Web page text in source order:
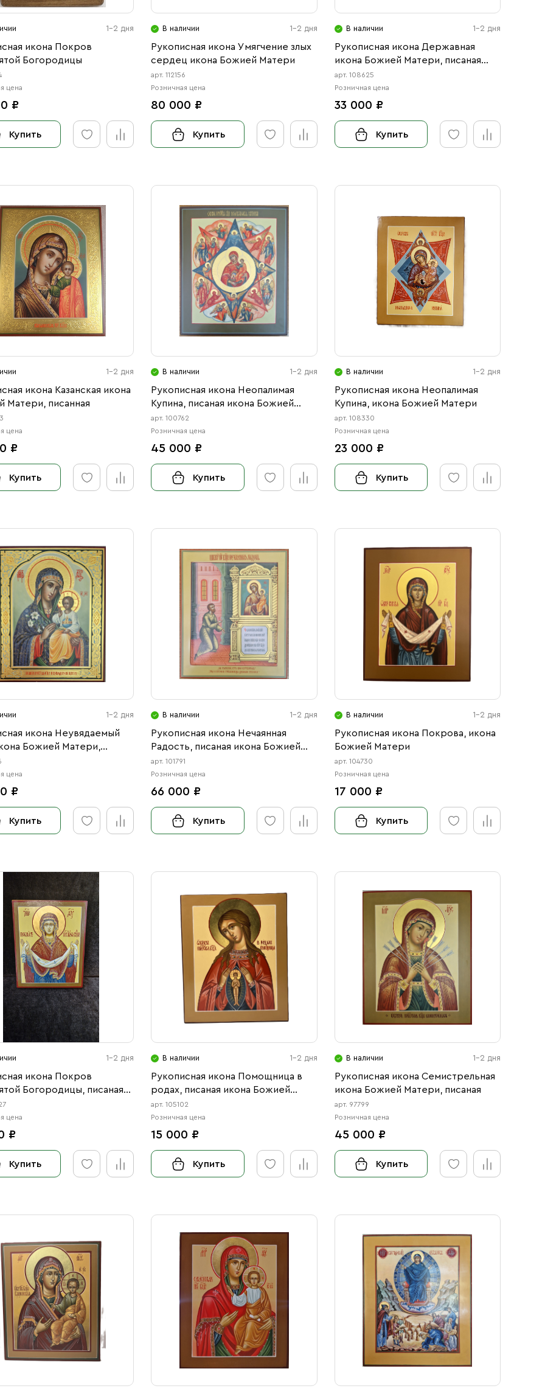
1-2 дня
икона Покров
Богородицы
цена
₽
Купить
В наличии 1-2 дня
Рукописная икона Умягчение злых
сердец икона Божией Матери
арт. 112156
Розничная цена
80 000 ₽
Купить
В наличии 1-2 дня
Рукописная икона Державная
икона Божией Матери, писаная
икона
арт. 108625
Розничная цена
33 000 ₽
Купить
1-2 дня
икона Казанская икона
Матери, писанная
цена
₽
Купить
В наличии 1-2 дня
Рукописная икона Неопалимая
Купина, писаная икона Божией
Матери
арт. 100762
Розничная цена
45 000 ₽
Купить
В наличии 1-2 дня
Рукописная икона Неопалимая
Купина, икона Божией Матери
арт. 108330
Розничная цена
23 000 ₽
Купить
1-2 дня
икона Неувядаемый
Божией Матери,
цена
₽
Купить
В наличии 1-2 дня
Рукописная икона Нечаянная
Радость, писаная икона Божией
Матери
арт. 101791
Розничная цена
66 000 ₽
Купить
В наличии 1-2 дня
Рукописная икона Покрова, икона
Божией Матери
арт. 104730
Розничная цена
17 000 ₽
Купить
1-2 дня
икона Покров
Богородицы, писаная
цена
₽
Купить
В наличии 1-2 дня
Рукописная икона Помощница в
родах, писаная икона Божией
Матери
арт. 105102
Розничная цена
15 000 ₽
Купить
В наличии 1-2 дня
Рукописная икона Семистрельная
икона Божией Матери, писаная
арт. 97799
Розничная цена
45 000 ₽
Купить